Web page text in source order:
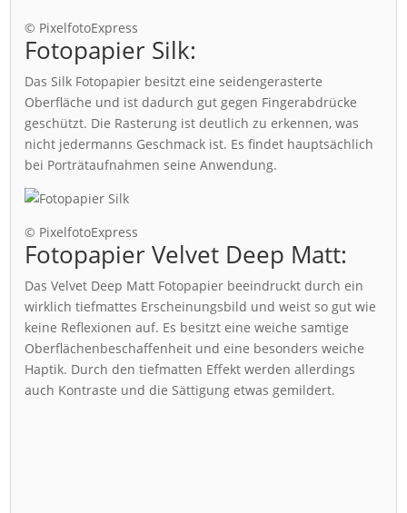
© PixelfotoExpress
Fotopapier Silk:
Das Silk Fotopapier besitzt eine seidengerasterte
Oberfläche und ist dadurch gut gegen Fingerabdrücke
geschützt. Die Rasterung ist deutlich zu erkennen, was
nicht jedermanns Geschmack ist. Es findet hauptsächlich
bei Porträtaufnahmen seine Anwendung.
© PixelfotoExpress
Fotopapier Velvet Deep Matt:
Das Velvet Deep Matt Fotopapier beeindruckt durch ein
wirklich tiefmattes Erscheinungsbild und weist so gut wie
keine Reflexionen auf. Es besitzt eine weiche samtige
Oberflächenbeschaffenheit und eine besonders weiche
Haptik. Durch den tiefmatten Effekt werden allerdings
auch Kontraste und die Sättigung etwas gemildert.